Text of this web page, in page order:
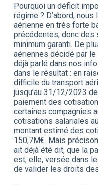
Pourquoi un déficit
régime ? D’abord,
aérienne en très forte
précédentes, donc des
minimum garanti. De
aériennes décidé par le
déjà parlé dans nos
dans le résultat : en
difficile du transport
jusqu’au 31/12/2023
paiement des
certaines compagnies
cotisations salariales
montant estimé des
150,7M€. Mais
ait déjà été dit, que la
est, elle, versée dans
de valider les droits